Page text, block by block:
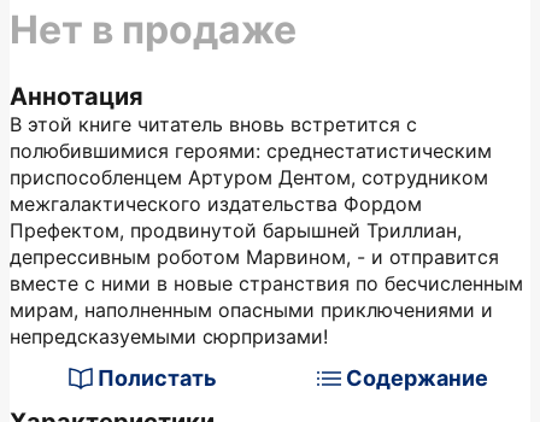
Аннотация
В этой книге читатель вновь встретится с
полюбившимися героями: среднестатистическим
приспособленцем Артуром Дентом, сотрудником
межгалактического издательства Фордом
Префектом, продвинутой барышней Триллиан,
депрессивным роботом Марвином, - и отправится
вместе с ними в новые странствия по бесчисленным
мирам, наполненным опасными приключениями и
непредсказуемыми сюрпризами!
Полистать Содержание
Нет в продаже